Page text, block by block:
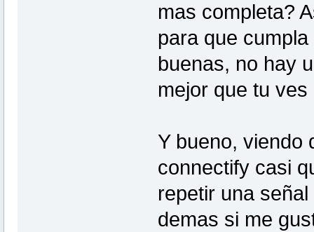
mas completa?
para que
buenas, no hay
mejor que tu
Y bueno, viendo
connectify casi
repetir una
demas si me